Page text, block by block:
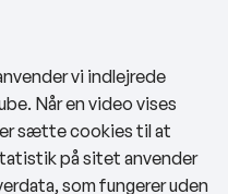
vi indlejrede
Når en video vises
sætte cookies til at
på sitet anvender
som fungerer uden